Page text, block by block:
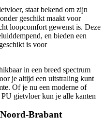
staat bekend om zijn
geschikt maakt voor
loopcomfort gewenst is. Deze
en bieden een
is voor
in een breed spectrum
je altijd een uitstraling kunt
Of je nu een moderne of
gietvloer kun je alle kanten
Brabant